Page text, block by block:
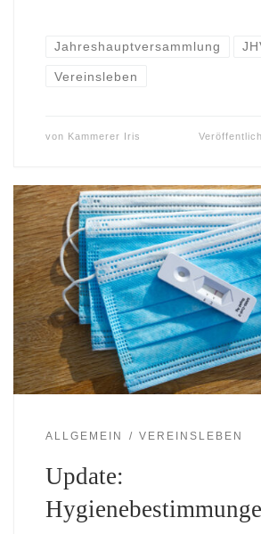
Jahreshauptversammlung
Vereinsleben
von Kammerer Iris
ALLGEMEIN VEREINSLEBEN
Update: